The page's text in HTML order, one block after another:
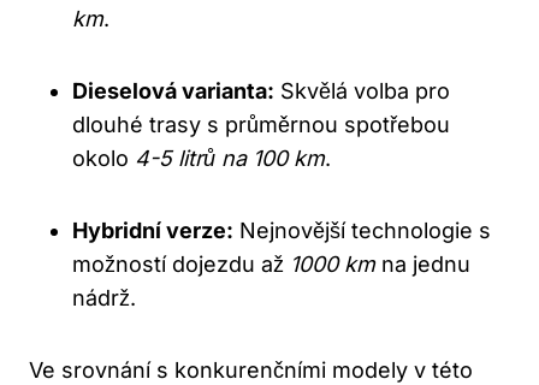
km.
Dieselová varianta: Skvělá volba pro
dlouhé trasy s průměrnou spotřebou
okolo 4-5 litrů na 100 km.
Hybridní verze: Nejnovější technologie s
možností dojezdu až 1000 kmna jednu
nádrž.
Ve srovnání s konkurenčními modely v této